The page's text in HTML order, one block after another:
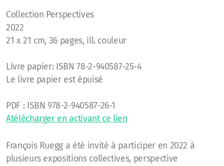
Collection Perspectives
2022
21 x 21 cm, 36 pages, ill. couleur
Livre papier: ISBN 78-2-940587-25-4
Le livre papier est épuisé
PDF : ISBN 978-2-940587-26-1
Atélécharger en activant ce lien
François Ruegg a été invité à participer en 2022 à
plusieurs expositions collectives, perspective